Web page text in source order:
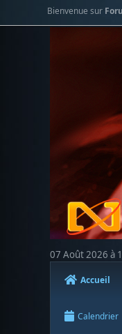
Bienvenue sur
07 Août 2026 à
Accueil
Calendrier